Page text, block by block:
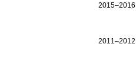
2015–2016
2011–2012